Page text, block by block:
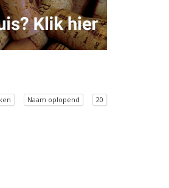
Naam oplopend 20